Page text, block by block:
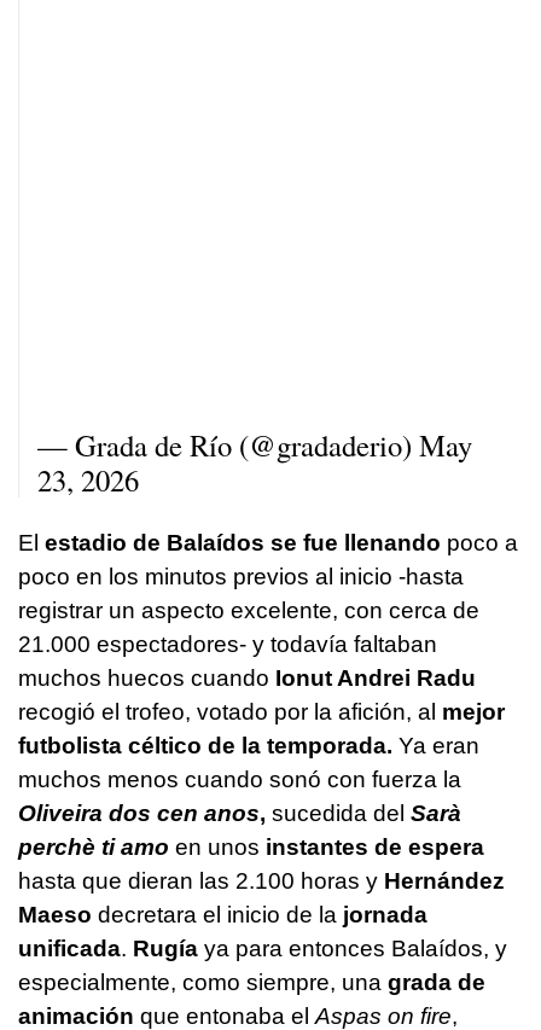
— Grada de Río (@gradaderio) May
23, 2026
El estadio de Balaídos se fue llenando poco a
poco en los minutos previos al inicio -hasta
registrar un aspecto excelente, con cerca de
21.000 espectadores- y todavía faltaban
muchos huecos cuando Ionut Andrei Radu
recogió el trofeo, votado por la afición, al mejor
futbolista céltico de la temporada. Ya eran
muchos menos cuando sonó con fuerza la
Oliveira dos cen anos, sucedida del Sarà
perchè ti amo en unos instantes de espera
hasta que dieran las 2.100 horas y Hernández
Maeso decretara el inicio de la jornada
unificada. Rugía ya para entonces Balaídos, y
especialmente, como siempre, una grada de
animación que entonaba el Aspas on fire,